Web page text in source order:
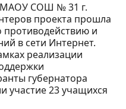
МАОУ СОШ № 31 г.
проекта прошла
и
в сети Интернет.
реализации
губернатора
участие 23 учащихся